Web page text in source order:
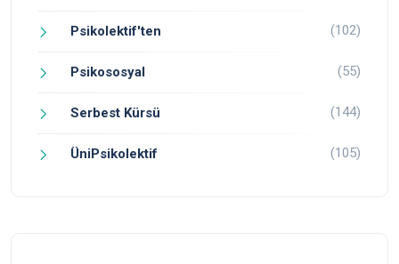
Psikolektif'ten (102)
Psikososyal (55)
Serbest Kürsü (144)
ÜniPsikolektif (105)